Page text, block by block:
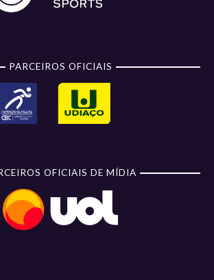
PARCEIROS OFICIAIS
OFICIAIS DE MÍDIA